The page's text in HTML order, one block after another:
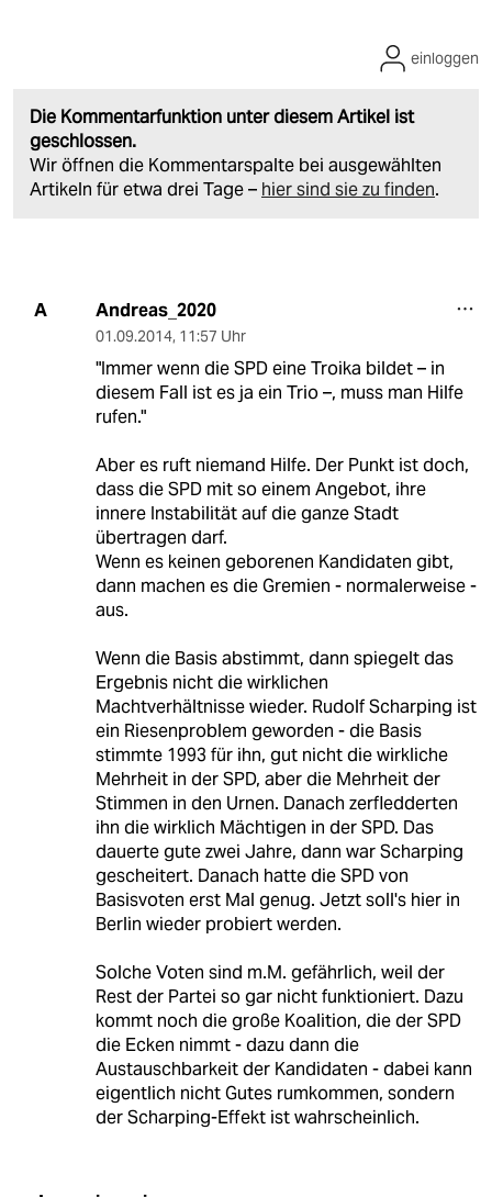
Die Kommentarfunktion unter diesem Artikel ist
geschlossen.
Wir öffnen die Kommentarspalte bei ausgewählten
Artikeln für etwa drei Tage – hier sind sie zu finden.
einloggen
A Andreas_2020
01.09.2014, 11:57 Uhr
"Immer wenn die SPD eine Troika bildet – in
diesem Fall ist es ja ein Trio –, muss man Hilfe
rufen."
Aber es ruft niemand Hilfe. Der Punkt ist doch,
dass die SPD mit so einem Angebot, ihre
innere Instabilität auf die ganze Stadt
übertragen darf.
Wenn es keinen geborenen Kandidaten gibt,
dann machen es die Gremien - normalerweise -
aus.
Wenn die Basis abstimmt, dann spiegelt das
Ergebnis nicht die wirklichen
Machtverhältnisse wieder. Rudolf Scharping ist
ein Riesenproblem geworden - die Basis
stimmte 1993 für ihn, gut nicht die wirkliche
Mehrheit in der SPD, aber die Mehrheit der
Stimmen in den Urnen. Danach zerfledderten
ihn die wirklich Mächtigen in der SPD. Das
dauerte gute zwei Jahre, dann war Scharping
gescheitert. Danach hatte die SPD von
Basisvoten erst Mal genug. Jetzt soll's hier in
Berlin wieder probiert werden.
Solche Voten sind m.M. gefährlich, weil der
Rest der Partei so gar nicht funktioniert. Dazu
kommt noch die große Koalition, die der SPD
die Ecken nimmt - dazu dann die
Austauschbarkeit der Kandidaten - dabei kann
eigentlich nicht Gutes rumkommen, sondern
der Scharping-Effekt ist wahrscheinlich.